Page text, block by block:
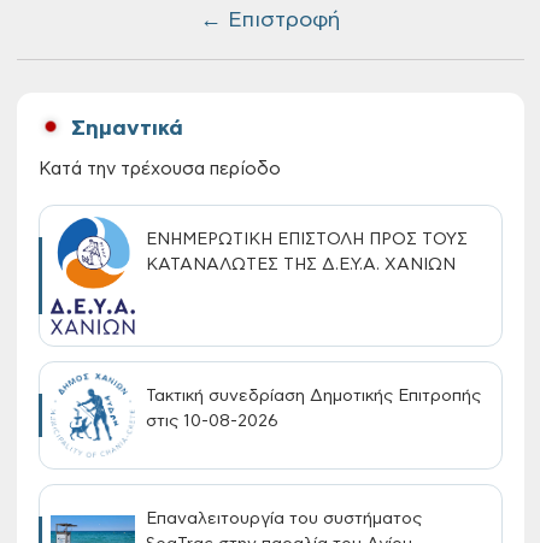
← Επιστροφή
Σημαντικά
Κατά την τρέχουσα περίοδο
ΕΝΗΜΕΡΩΤΙΚΗ ΕΠΙΣΤΟΛΗ ΠΡΟΣ ΤΟΥΣ
ΚΑΤΑΝΑΛΩΤΕΣ ΤΗΣ Δ.Ε.Υ.Α. ΧΑΝΙΩΝ
Τακτική συνεδρίαση Δημοτικής Επιτροπής
στις 10-08-2026
Επαναλειτουργία του συστήματος